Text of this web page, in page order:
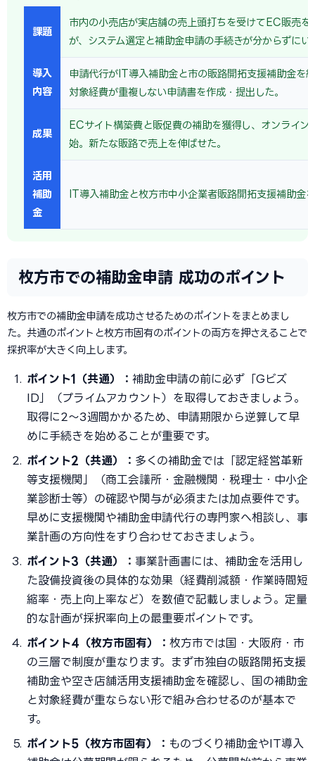
課題
市内の小売店が実店舗の売上頭打ちを受けてEC販売を
が、システム選定と補助金申請の手続きが分からずにい
導入
内容
申請代行がIT導入補助金と市の販路開拓支援補助金を
対象経費が重複しない申請書を作成・提出した。
成果
ECサイト構築費と販促費の補助を獲得し、オンライン
始。新たな販路で売上を伸ばせた。
活用
補助
金
IT導入補助金と枚方市中小企業者販路開拓支援補助金
枚方市での補助金申請 成功のポイント
枚方市での補助金申請を成功させるためのポイントをまとめまし
た。共通のポイントと枚方市固有のポイントの両方を押さえることで
採択率が大きく向上します。
ポイント1（共通）： 補助金申請の前に必ず「Gビズ
ID」（プライムアカウント）を取得しておきましょう。
取得に2〜3週間かかるため、申請期限から逆算して早
めに手続きを始めることが重要です。
ポイント2（共通）： 多くの補助金では「認定経営革新
等支援機関」（商工会議所・金融機関・税理士・中小企
業診断士等）の確認や関与が必須または加点要件です。
早めに支援機関や補助金申請代行の専門家へ相談し、事
業計画の方向性をすり合わせておきましょう。
ポイント3（共通）： 事業計画書には、補助金を活用し
た設備投資後の具体的な効果（経費削減額・作業時間短
縮率・売上向上率など）を数値で記載しましょう。定量
的な計画が採択率向上の最重要ポイントです。
ポイント4（枚方市固有）： 枚方市では国・大阪府・市
の三層で制度が重なります。まず市独自の販路開拓支援
補助金や空き店舗活用支援補助金を確認し、国の補助金
と対象経費が重ならない形で組み合わせるのが基本で
す。
ポイント5（枚方市固有）： ものづくり補助金やIT導入